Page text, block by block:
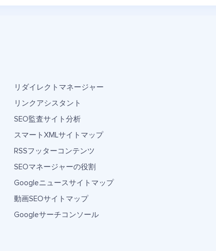
リダイレクトマネージャー
リンクアシスタント
SEO監査サイト分析
スマートXMLサイトマップ
RSSフッターコンテンツ
SEOマネージャーの役割
Googleニュースサイトマップ
動画SEOサイトマップ
Googleサーチコンソール